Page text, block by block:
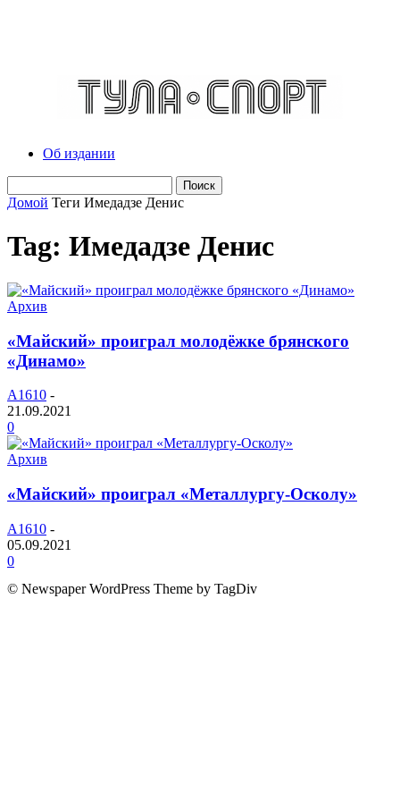
Об издании
Домой Теги Имедадзе Денис
Tag: Имедадзе Денис
Архив
«Майский» проиграл молодёжке брянского
«Динамо»
A1610 -
21.09.2021
0
Архив
«Майский» проиграл «Металлургу-Осколу»
A1610 -
05.09.2021
0
© Newspaper WordPress Theme by TagDiv